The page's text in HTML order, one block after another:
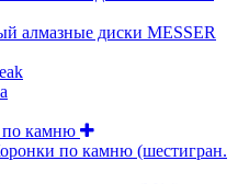
алмазные диски MESSER
по камню
по камню (шестигран.